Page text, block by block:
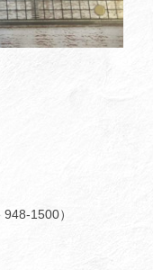
1500）